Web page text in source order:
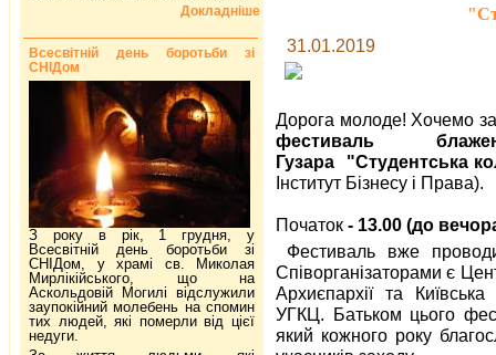
31.01.2019
Дорога молоде! Хочемо
фестиваль
Гузара "Студентська
Інститут Бізнесу і Права).
Початок - 13.00 (до
Фестиваль вже
Співорганізаторами є
Архиєпархії та
УГКЦ. Батьком цього
який кожного року
Докладніше
Всесвітній день боротьби зі
СНІДом
З року в рік, 1 грудня, у
Всесвітній день боротьби зі
СНІДом, у храмі св. Миколая
Мирлікійського, що на
Аскольдовій Могилі відслужили
заупокійний молебень на спомин
тих людей, які померли від цієї
недуги.